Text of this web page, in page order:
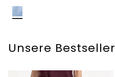
Unsere Bestseller